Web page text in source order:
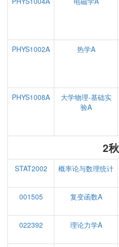
PHYS1002A
热学A
PHYS1008A
大学物理-基础实
验A
2秋
STAT2002 概率论与数理统计
001505
复变函数A
022392
理论力学A